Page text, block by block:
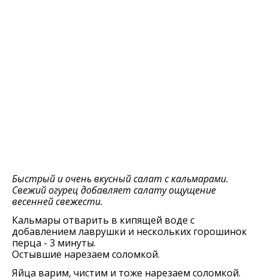
Быстрый и очень вкусный салат с кальмарами.
Свежий огурец добавляет салату ощущение
весенней свежести.
Кальмары отварить в кипящей воде с
добавлением лаврушки и нескольких горошинок
перца - 3 минуты.
Остывшие нарезаем соломкой.
Яйца варим, чистим и тоже нарезаем соломкой.